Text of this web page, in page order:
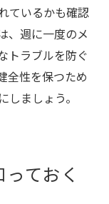
ているかも確認
、週に一度のメ
トラブルを防ぐ
全性を保つため
ましょう。
ておく